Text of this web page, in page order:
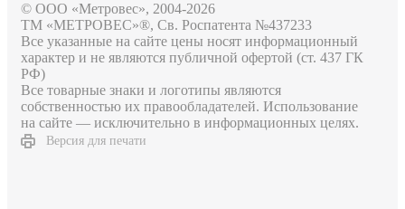
© ООО «Метровес», 2004-2026
ТМ «МЕТРОВЕС»®, Св. Роспатента №4​3​7​2​3​3
Все указанные на сайте цены носят информационный
характер и не являются публичной офертой (ст. 437 ГК
РФ)
Все товарные знаки и логотипы являются
собственностью их правообладателей. Использование
на сайте — исключительно в информационных целях.
Версия для печати